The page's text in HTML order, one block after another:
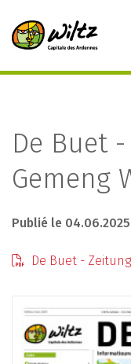
De Buet
Gemeng
Publié le 04.06.2025
De Buet -